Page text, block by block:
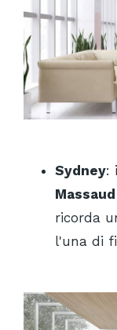
Sydney:
Massaud
ricorda
l'una di